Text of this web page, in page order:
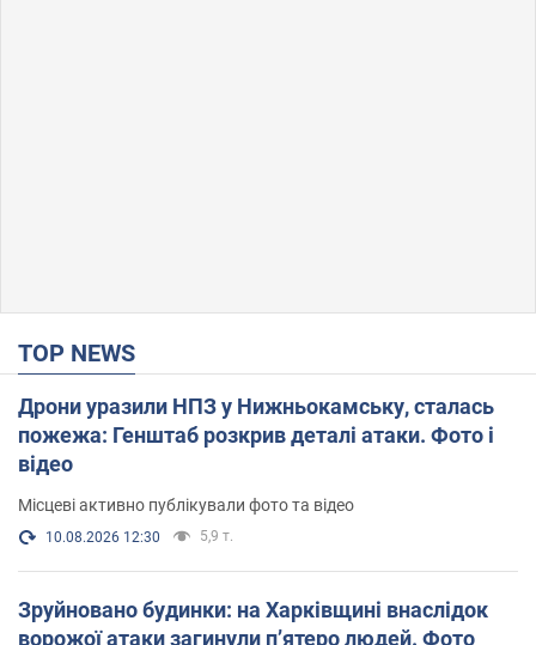
TOP NEWS
Дрони уразили НПЗ у Нижньокамську, сталась
пожежа: Генштаб розкрив деталі атаки. Фото і
відео
Місцеві активно публікували фото та відео
10.08.2026 12:30 5,9 т.
Зруйновано будинки: на Харківщині внаслідок
ворожої атаки загинули п’ятеро людей. Фото